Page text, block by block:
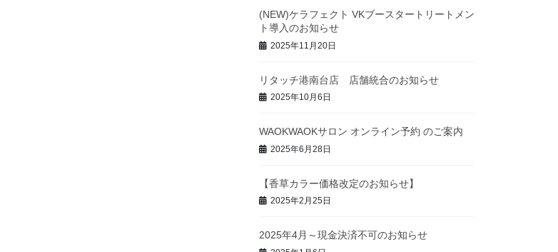
(NEW)ケラフェクト VKブースタートリートメン
ト導入のお知らせ
2025年11月20日
リタッチ港南台店 店舗統合のお知らせ
2025年10月6日
WAOKWAOKサロン オンライン予約 のご案内
2025年6月28日
【香草カラー価格改定のお知らせ】
2025年2月25日
2025年4月～現金決済不可のお知らせ